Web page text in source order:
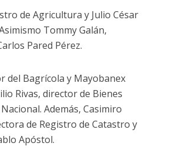
de Agricultura y Julio César
Tommy Galán,
Pared Pérez.
del Bagrícola y Mayobanex
Rivas, director de Bienes
Además, Casimiro
de Registro de Catastro y
Apóstol.